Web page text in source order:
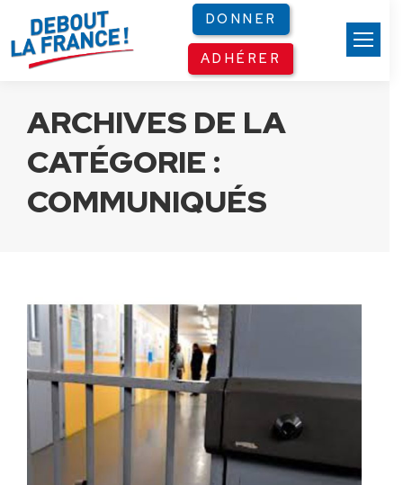
DONNER
ADHÉRER
ARCHIVES DE LA
CATÉGORIE :
COMMUNIQUÉS
Panneau de gestion des cookies